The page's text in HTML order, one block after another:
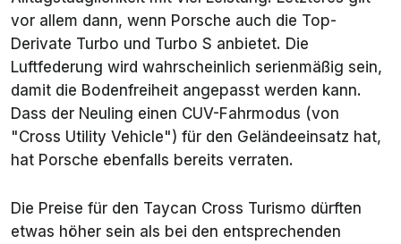
vor allem dann, wenn Porsche auch die Top-
Derivate Turbo und Turbo S anbietet. Die
Luftfederung wird wahrscheinlich serienmäßig sein,
damit die Bodenfreiheit angepasst werden kann.
Dass der Neuling einen CUV-Fahrmodus (von
"Cross Utility Vehicle") für den Geländeeinsatz hat,
hat Porsche ebenfalls bereits verraten.
Die Preise für den Taycan Cross Turismo dürften
etwas höher sein als bei den entsprechenden